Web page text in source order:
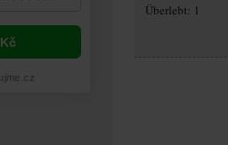
Überlebt: 1